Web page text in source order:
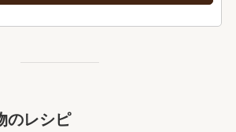
のレシピ